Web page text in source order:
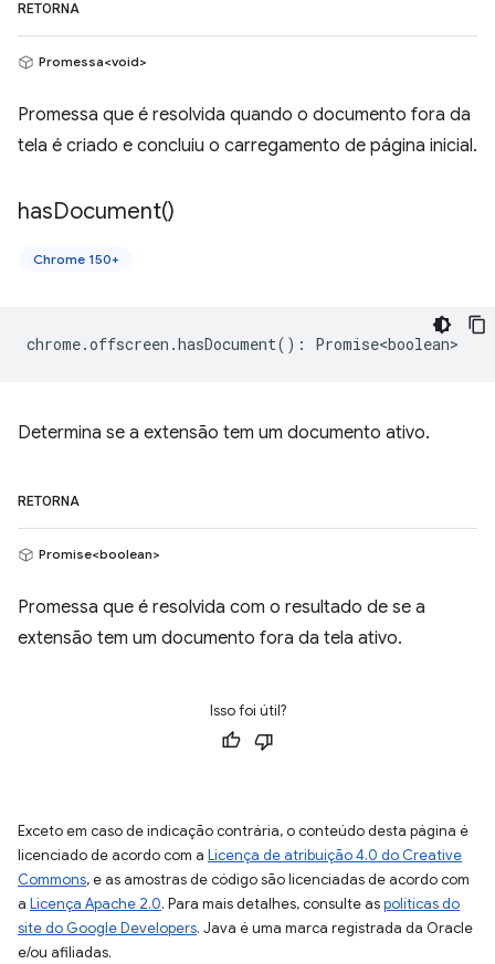
RETORNA
Promessa<void>
Promessa que é resolvida quando o documento fora da
tela é criado e concluiu o carregamento de página inicial.
hasDocument()
Chrome 150+
chrome.offscreen .hasDocument() : Promise<boolean>
Determina se a extensão tem um documento ativo.
RETORNA
Promise<boolean>
Promessa que é resolvida com o resultado de se a
extensão tem um documento fora da tela ativo.
Isso foi útil?
Exceto em caso de indicação contrária, o conteúdo desta página é
licenciado de acordo com a Licença de atribuição 4.0 do Creative
Commons, e as amostras de código são licenciadas de acordo com
a Licença Apache 2.0. Para mais detalhes, consulte aspolíticas do
site do Google Developers. Java é uma marca registrada da Oracle
e/ou afiliadas.